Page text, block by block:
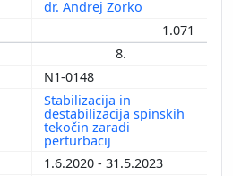
dr. Andrej Zorko
1.071
8.
N1-0148
Stabilizacija in
destabilizacija spinskih
tekočin zaradi
perturbacij
1.6.2020 - 31.5.2023